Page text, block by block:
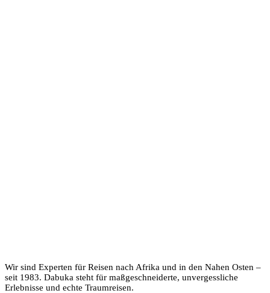
Wir sind Experten für Reisen nach Afrika und in den Nahen Osten –
seit 1983. Dabuka steht für maßgeschneiderte, unvergessliche
Erlebnisse und echte Traumreisen.